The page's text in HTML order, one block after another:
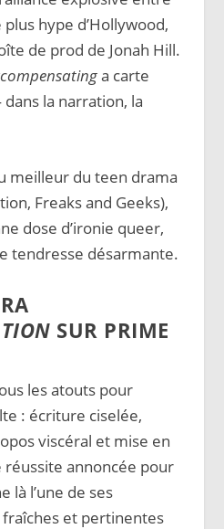
hype d’Hollywood,
de prod de Jonah Hill.
a carte
la narration, la
meilleur du teen drama
Freaks and Geeks),
dose d’ironie queer,
tendresse désarmante.
SUR PRIME
les atouts pour
: écriture ciselée,
viscéral et mise en
réussite annoncée pour
là l’une de ses
et pertinentes